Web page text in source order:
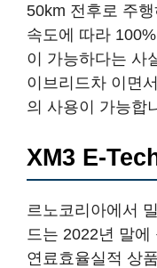
50km 전후로 주
속도에 따라
이 가능하다는 사
이브리드차 이면
의 사용이 가능합
XM3 E-
르노코리아에서
드는 2022년 말
연료효율실적 상